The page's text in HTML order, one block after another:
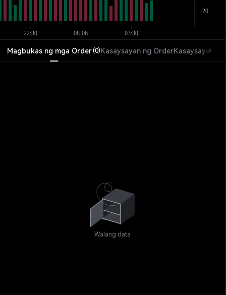
Magbukas ng mga Order(0)Kasaysayan ng OrderKasaysayan
Walang data